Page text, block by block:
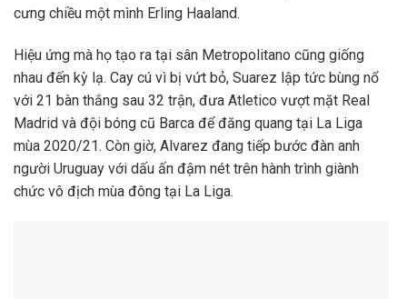
cưng chiều một mình Erling Haaland.
Hiệu ứng mà họ tạo ra tại sân Metropolitano cũng giống
nhau đến kỳ lạ. Cay cú vì bị vứt bỏ, Suarez lập tức bùng nổ
với 21 bàn thắng sau 32 trận, đưa Atletico vượt mặt Real
Madrid và đội bóng cũ Barca để đăng quang tại La Liga
mùa 2020/21. Còn giờ, Alvarez đang tiếp bước đàn anh
người Uruguay với dấu ấn đậm nét trên hành trình giành
chức vô địch mùa đông tại La Liga.